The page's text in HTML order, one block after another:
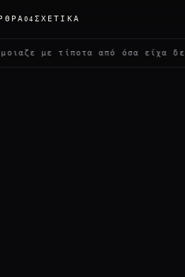
04 ΣΧΕΤΙΚΆ
τίποτα από όσα είχα δει» ✦